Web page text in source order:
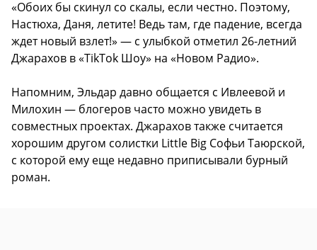
«Обоих бы скинул со скалы, если честно. Поэтому,
Настюха, Даня, летите! Ведь там, где падение, всегда
ждет новый взлет!» — с улыбкой отметил 26-летний
Джарахов в «TikTok Шоу» на «Новом Радио».
Напомним, Эльдар давно общается с Ивлеевой и
Милохин — блогеров часто можно увидеть в
совместных проектах. Джарахов также считается
хорошим другом солистки Little Big Софьи Таюрской,
с которой ему еще недавно приписывали бурный
роман.